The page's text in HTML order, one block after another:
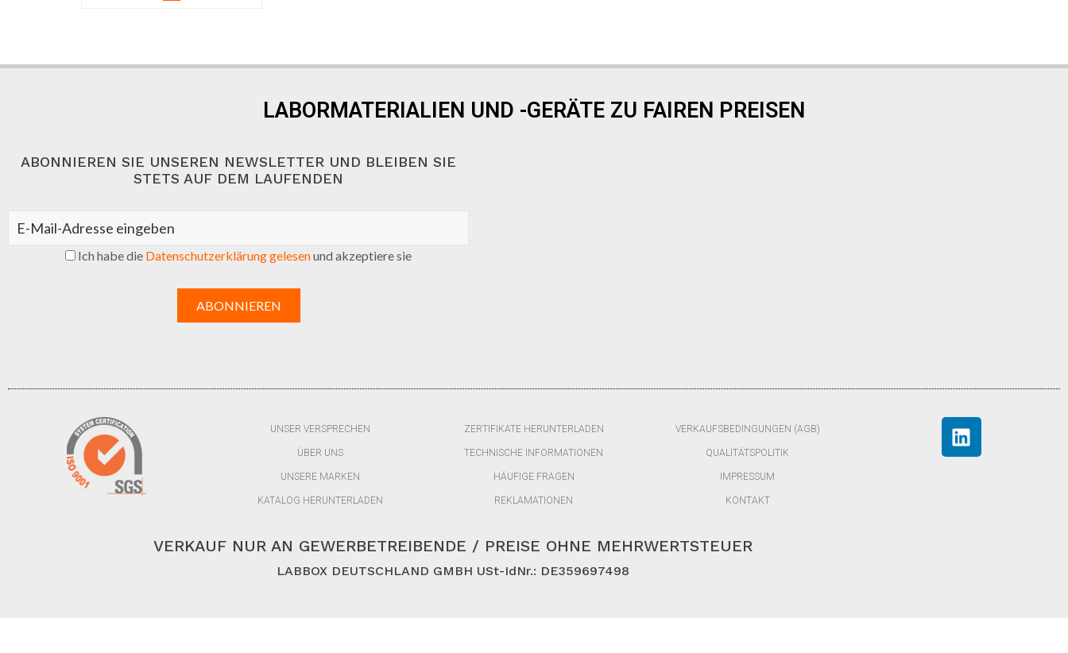
LABORMATERIALIEN UND -GERÄTE ZU FAIREN PREISEN
ABONNIEREN SIE UNSEREN NEWSLETTER UND BLEIBEN SIE
STETS AUF DEM LAUFENDEN
Ich habe die Datenschutzerklärung gelesenund akzeptiere sie
UNSER VERSPRECHEN
ÜBER UNS
UNSERE MARKEN
KATALOG HERUNTERLADEN
ZERTIFIKATE HERUNTERLADEN
TECHNISCHE INFORMATIONEN
HÄUFIGE FRAGEN
REKLAMATIONEN
VERKAUFSBEDINGUNGEN (AGB)
QUALITÄTSPOLITIK
IMPRESSUM
KONTAKT
VERKAUF NUR AN GEWERBETREIBENDE / PREISE OHNE MEHRWERTSTEUER
LABBOX DEUTSCHLAND GMBH USt-IdNr.: DE359697498